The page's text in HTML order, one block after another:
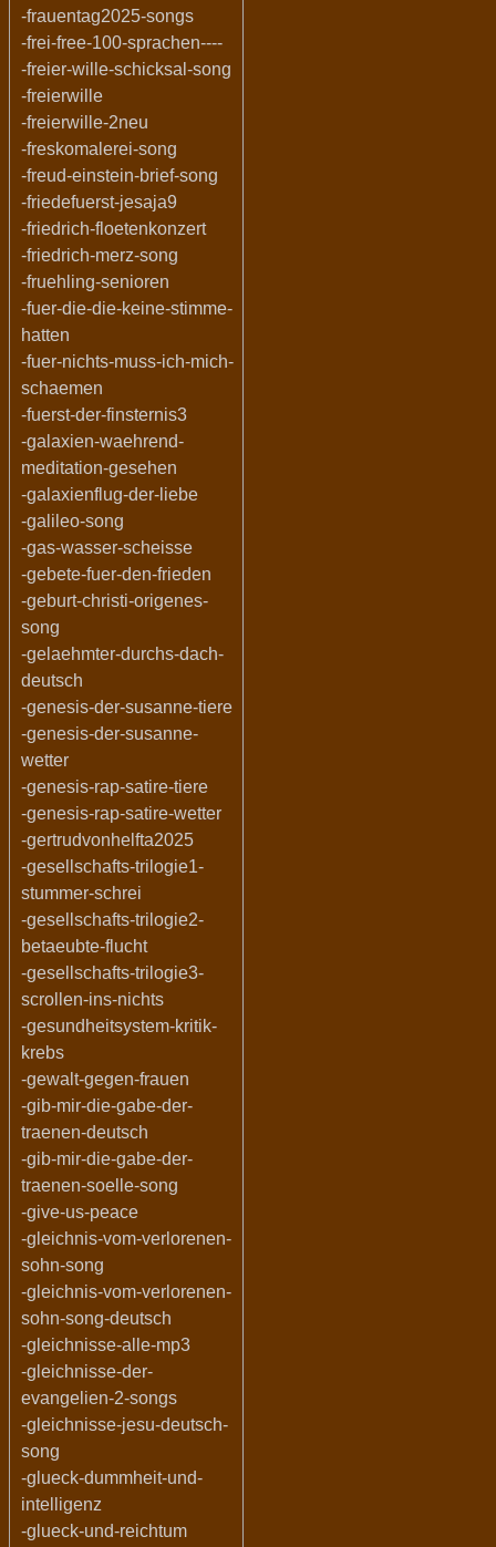
-frauentag2025-songs
-frei-free-100-sprachen----
-freier-wille-schicksal-song
-freierwille
-freierwille-2neu
-freskomalerei-song
-freud-einstein-brief-song
-friedefuerst-jesaja9
-friedrich-floetenkonzert
-friedrich-merz-song
-fruehling-senioren
-fuer-die-die-keine-stimme-
hatten
-fuer-nichts-muss-ich-mich-
schaemen
-fuerst-der-finsternis3
-galaxien-waehrend-
meditation-gesehen
-galaxienflug-der-liebe
-galileo-song
-gas-wasser-scheisse
-gebete-fuer-den-frieden
-geburt-christi-origenes-
song
-gelaehmter-durchs-dach-
deutsch
-genesis-der-susanne-tiere
-genesis-der-susanne-
wetter
-genesis-rap-satire-tiere
-genesis-rap-satire-wetter
-gertrudvonhelfta2025
-gesellschafts-trilogie1-
stummer-schrei
-gesellschafts-trilogie2-
betaeubte-flucht
-gesellschafts-trilogie3-
scrollen-ins-nichts
-gesundheitsystem-kritik-
krebs
-gewalt-gegen-frauen
-gib-mir-die-gabe-der-
traenen-deutsch
-gib-mir-die-gabe-der-
traenen-soelle-song
-give-us-peace
-gleichnis-vom-verlorenen-
sohn-song
-gleichnis-vom-verlorenen-
sohn-song-deutsch
-gleichnisse-alle-mp3
-gleichnisse-der-
evangelien-2-songs
-gleichnisse-jesu-deutsch-
song
-glueck-dummheit-und-
intelligenz
-glueck-und-reichtum